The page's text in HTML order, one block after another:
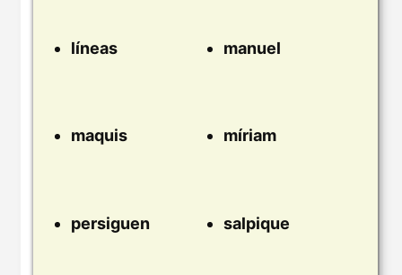
líneas manuel
maquis míriam
persiguen salpique